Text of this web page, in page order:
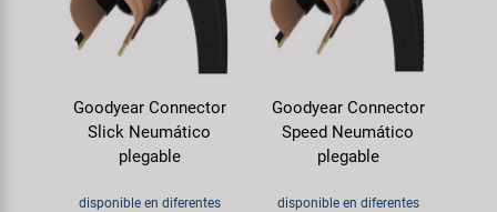
Goodyear Connector
Slick Neumático
plegable
disponible en diferentes
Goodyear Connector
Speed Neumático
plegable
disponible en diferentes